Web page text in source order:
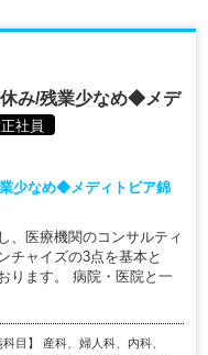
み/残業少なめ◆メデ
正社員
少なめ◆メディトピア錦
、医療機関のコンサルティ
チャイズの3点を基本と
ります。 病院・医院と一
目】 産科、婦人科、内科、